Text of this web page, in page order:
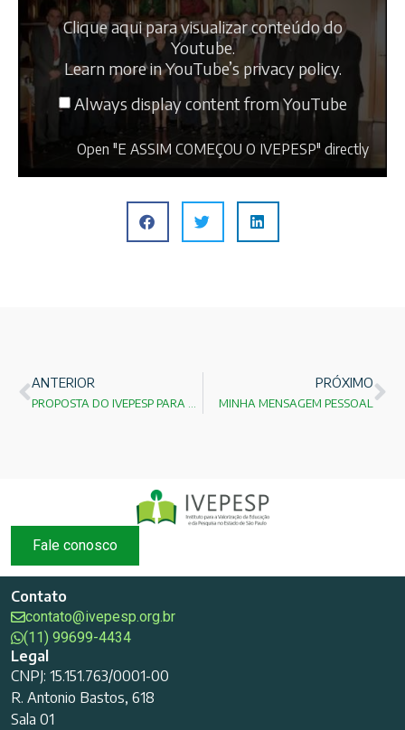
Clique aqui para visualizar conteúdo do
Youtube.
Learn more inYouTube’s privacy policy.
Always display content from YouTube
Open "E ASSIM COMEÇOU O IVEPESP" directly
ANTERIOR PRÓXIMO
MINHA MENSAGEM PESSOAL
Fale conosco
Contato
contato@ivepesp.org.br
(11) 99699-4434
Legal
CNPJ: 15.151.763/0001-00
R. Antonio Bastos, 618
Sala 01